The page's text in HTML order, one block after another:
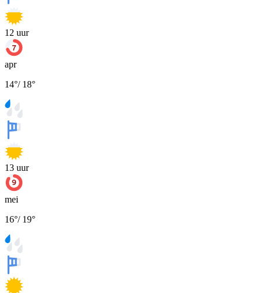
12 uur
apr
14°/ 18°
13 uur
mei
16°/ 19°